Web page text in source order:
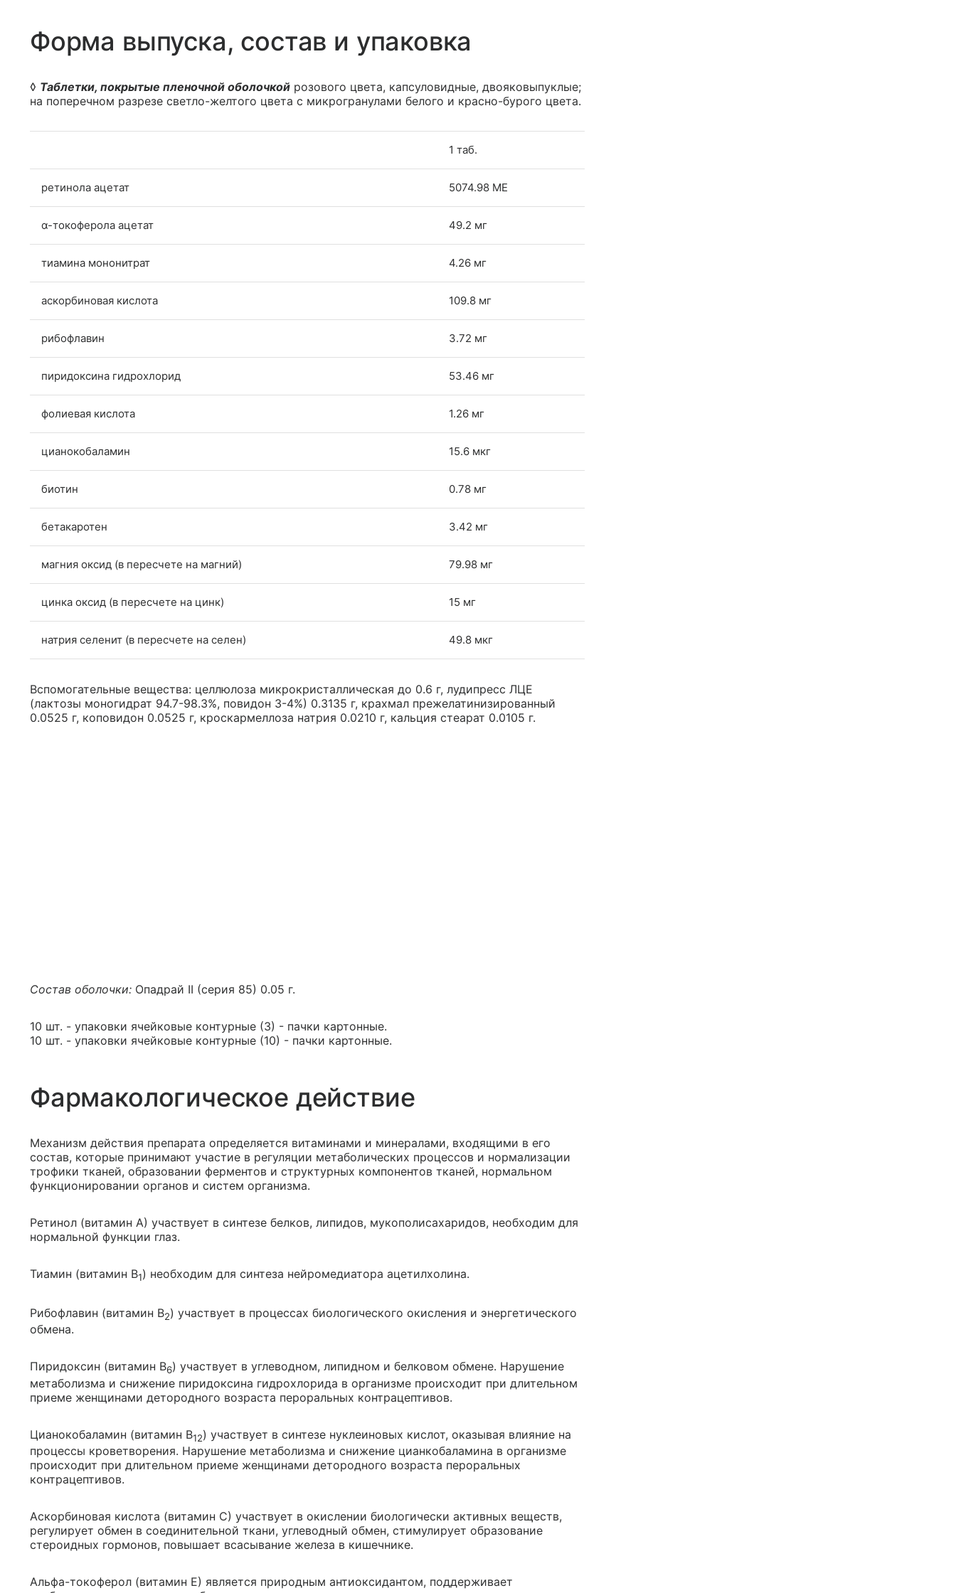
Форма выпуска, состав и упаковка
◊ Таблетки, покрытые пленочной оболочкой розового цвета, капсуловидные, двояковыпуклые;
на поперечном разрезе светло-желтого цвета с микрогранулами белого и красно-бурого цвета.
1 таб.
ретинола ацетат 5074.98 МЕ
α-токоферола ацетат 49.2 мг
тиамина мононитрат 4.26 мг
аскорбиновая кислота 109.8 мг
рибофлавин 3.72 мг
пиридоксина гидрохлорид 53.46 мг
фолиевая кислота 1.26 мг
цианокобаламин 15.6 мкг
биотин 0.78 мг
бетакаротен 3.42 мг
магния оксид (в пересчете на магний) 79.98 мг
цинка оксид (в пересчете на цинк) 15 мг
натрия селенит (в пересчете на селен) 49.8 мкг
Вспомогательные вещества: целлюлоза микрокристаллическая до 0.6 г, лудипресс ЛЦЕ
(лактозы моногидрат 94.7-98.3%, повидон 3-4%) 0.3135 г, крахмал прежелатинизированный
0.0525 г, коповидон 0.0525 г, кроскармеллоза натрия 0.0210 г, кальция стеарат 0.0105 г.
Состав оболочки: Опадрай II (серия 85) 0.05 г.
10 шт. - упаковки ячейковые контурные (3) - пачки картонные.
10 шт. - упаковки ячейковые контурные (10) - пачки картонные.
Фармакологическое действие
Механизм действия препарата определяется витаминами и минералами, входящими в его
состав, которые принимают участие в регуляции метаболических процессов и нормализации
трофики тканей, образовании ферментов и структурных компонентов тканей, нормальном
функционировании органов и систем организма.
Ретинол (витамин А) участвует в синтезе белков, липидов, мукополисахаридов, необходим для
нормальной функции глаз.
Тиамин (витамин В1) необходим для синтеза нейромедиатора ацетилхолина.
Рибофлавин (витамин В2) участвует в процессах биологического окисления и энергетического
обмена.
Пиридоксин (витамин В6) участвует в углеводном, липидном и белковом обмене. Нарушение
метаболизма и снижение пиридоксина гидрохлорида в организме происходит при длительном
приеме женщинами детородного возраста пероральных контрацептивов.
Цианокобаламин (витамин В12) участвует в синтезе нуклеиновых кислот, оказывая влияние на
процессы кроветворения. Нарушение метаболизма и снижение цианкобаламина в организме
происходит при длительном приеме женщинами детородного возраста пероральных
контрацептивов.
Аскорбиновая кислота (витамин С) участвует в окислении биологически активных веществ,
регулирует обмен в соединительной ткани, углеводный обмен, стимулирует образование
стероидных гормонов, повышает всасывание железа в кишечнике.
Альфа-токоферол (витамин Е) является природным антиоксидантом, поддерживает